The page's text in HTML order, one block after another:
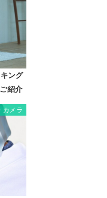
ング
紹介
カメラ